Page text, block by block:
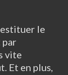
le
par
vite
Et en plus,